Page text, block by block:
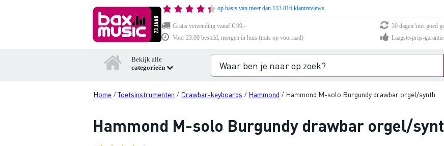
op basis van meer dan 113.816 klantreviews
Gratis verzending vanaf € 99,-
30 dagen 'niet goed
Voor 23:00 besteld, morgen in huis (mits op voorraad)
Laagste-prijs-garantie
Bekijk alle
categorieën
Home /Toetsinstrumenten / Drawbar-keyboards / Hammond / Hammond M-solo Burgundy drawbar orgel/synth
Hammond M-solo Burgundy drawbar orgel/